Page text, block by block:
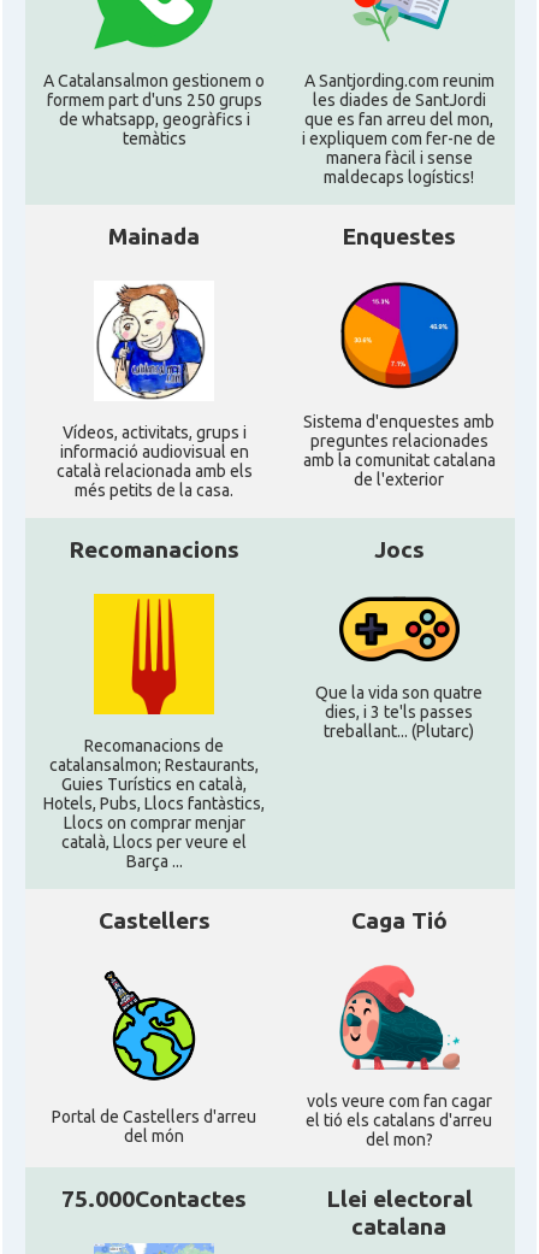
A Catalansalmon gestionem o
formem part d'uns 250 grups
de whatsapp, geogràfics i
temàtics
A Santjording.com reunim
les diades de SantJordi
que es fan arreu del mon,
i expliquem com fer-ne de
manera fàcil i sense
maldecaps logí­stics!
Mainada
Ví­deos, activitats, grups i
informació audiovisual en
català relacionada amb els
més petits de la casa.
Enquestes
Sistema d'enquestes amb
preguntes relacionades
amb la comunitat catalana
de l'exterior
Recomanacions
Recomanacions de
catalansalmon; Restaurants,
Guies Turístics en català,
Hotels, Pubs, Llocs fantàstics,
Llocs on comprar menjar
català, Llocs per veure el
Barça ...
Jocs
Que la vida son quatre
dies, i 3 te'ls passes
treballant... (Plutarc)
Castellers
Portal de Castellers d'arreu
del món
Caga Tió
vols veure com fan cagar
el tió els catalans d'arreu
del mon?
75.000Contactes
Llei electoral
catalana